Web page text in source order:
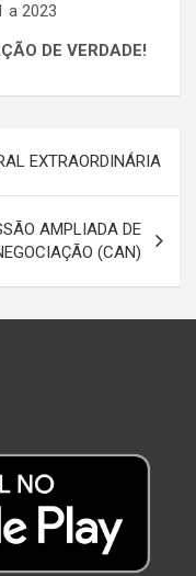
a 2023
DE VERDADE!
EXTRAORDINÁRIA
AMPLIADA DE
(CAN)